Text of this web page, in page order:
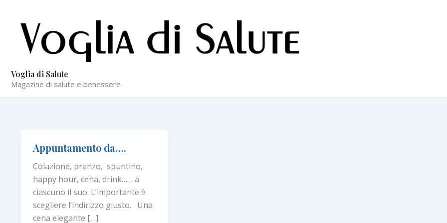
contenuto
Voglia di Salute
Magazine di salute e benessere
Appuntamento da….
Colazione, pranzo, spuntino,
happy hour, cena, drink…… a
ciascuno il suo. L’importante è
scegliere l’indirizzo giusto. Una
cena elegante […]